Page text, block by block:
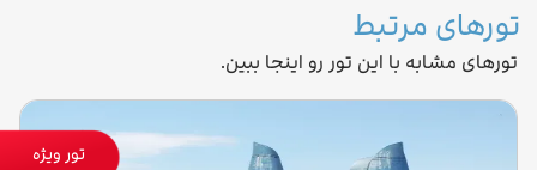
تورهای مرتبط
تورهای مشابه با این تور رو اینجا ببین.
تور ویژه